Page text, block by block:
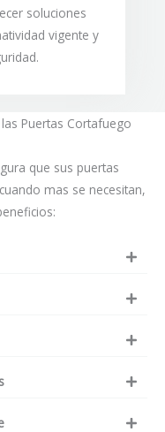
soluciones
vigente y
Puertas Cortafuego
que sus puertas
mas se necesitan,